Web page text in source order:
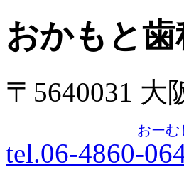
おかもと
〒5640031 大
tel.06-4860-
おーむ